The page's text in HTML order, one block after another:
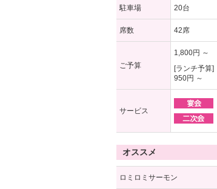
駐車場 20台
席数 42席
ご予算
1,800円 ～
[ランチ予算]
950円 ～
サービス
オススメ
ロミロミサーモン